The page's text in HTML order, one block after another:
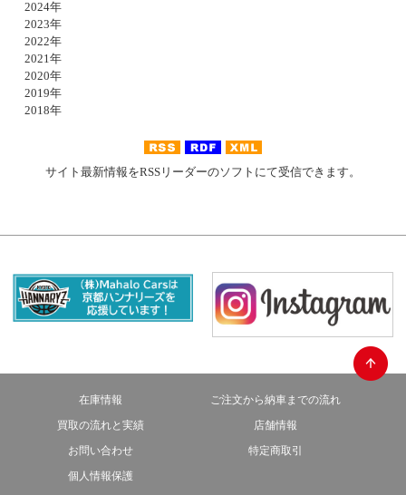
2024年
2023年
2022年
2021年
2020年
2019年
2018年
サイト最新情報をRSSリーダーのソフトにて受信できます。
在庫情報
ご注文から納車までの流れ
買取の流れと実績
店舗情報
お問い合わせ
特定商取引
個人情報保護